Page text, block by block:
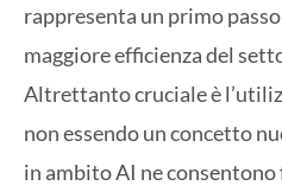
rappresenta un primo
maggiore efficienza del
Altrettanto cruciale è
non essendo un concetto
in ambito AI ne